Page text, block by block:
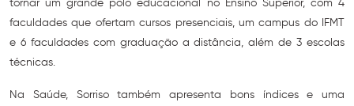
tornar um grande polo educacional no Ensino Superior, com 4
faculdades que ofertam cursos presenciais, um campus do IFMT
e 6 faculdades com graduação a distância, além de 3 escolas
técnicas.
Na Saúde, Sorriso também apresenta bons índices e uma